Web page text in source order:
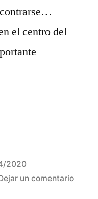
el centro del
2020
un comentarioen